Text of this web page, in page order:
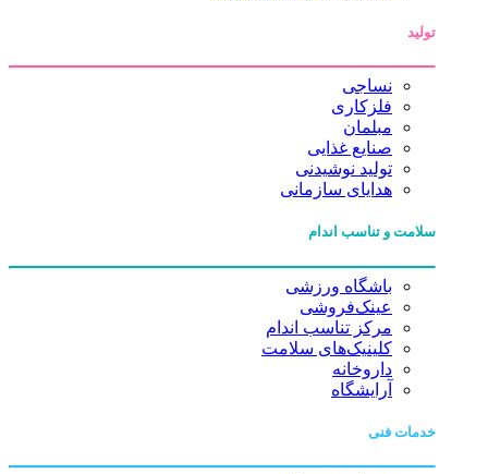
تولید
نساجی
فلزکاری
مبلمان
صنایع غذایی
تولید نوشیدنی
هدایای سازمانی
سلامت و تناسب اندام
باشگاه ورزشی
عینک‌فروشی
مرکز تناسب اندام
کلینیک‌های سلامت
داروخانه
آرایشگاه
خدمات فنی